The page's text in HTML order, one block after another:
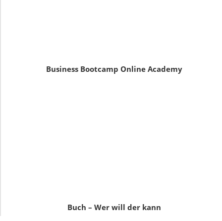
Business Bootcamp Online Academy
Buch – Wer will der kann